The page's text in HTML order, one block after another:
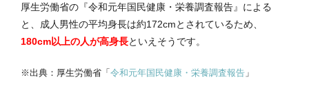
厚生労働省の『令和元年国民健康・栄養調査報告』による
と、成人男性の平均身長は約172cmとされているため、
180cm以上の人が高身長といえそうです。
※出典： 厚生労働省 「令和元年国民健康・栄養調査報告 」